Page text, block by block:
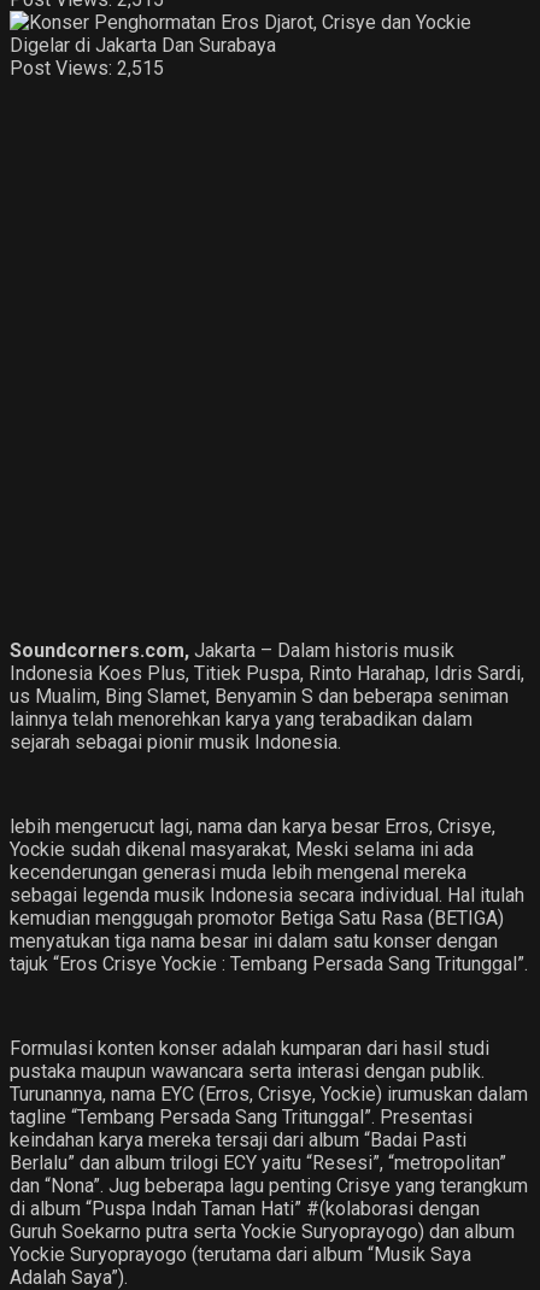
Post Views: 2,515
Soundcorners.com, Jakarta – Dalam historis musik
Indonesia Koes Plus, Titiek Puspa, Rinto Harahap, Idris Sardi,
us Mualim, Bing Slamet, Benyamin S dan beberapa seniman
lainnya telah menorehkan karya yang terabadikan dalam
sejarah sebagai pionir musik Indonesia.
lebih mengerucut lagi, nama dan karya besar Erros, Crisye,
Yockie sudah dikenal masyarakat, Meski selama ini ada
kecenderungan generasi muda lebih mengenal mereka
sebagai legenda musik Indonesia secara individual. Hal itulah
kemudian menggugah promotor Betiga Satu Rasa (BETIGA)
menyatukan tiga nama besar ini dalam satu konser dengan
tajuk “Eros Crisye Yockie : Tembang Persada Sang Tritunggal”.
Formulasi konten konser adalah kumparan dari hasil studi
pustaka maupun wawancara serta interasi dengan publik.
Turunannya, nama EYC (Erros, Crisye, Yockie) irumuskan dalam
tagline “Tembang Persada Sang Tritunggal”. Presentasi
keindahan karya mereka tersaji dari album “Badai Pasti
Berlalu” dan album trilogi ECY yaitu “Resesi”, “metropolitan”
dan “Nona”. Jug beberapa lagu penting Crisye yang terangkum
di album “Puspa Indah Taman Hati” #(kolaborasi dengan
Guruh Soekarno putra serta Yockie Suryoprayogo) dan album
Yockie Suryoprayogo (terutama dari album “Musik Saya
Adalah Saya”).